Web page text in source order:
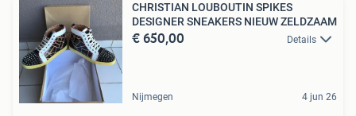
CHRISTIAN LOUBOUTIN SPIKES
DESIGNER SNEAKERS NIEUW ZELDZAAM
€ 650,00 Details
Nijmegen 4 jun 26